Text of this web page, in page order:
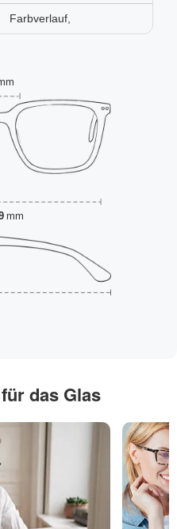
Farbverlauf,
mm
das Glas